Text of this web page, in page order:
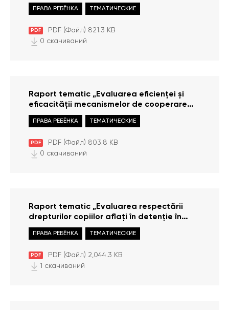
Ombudsmanului Copilului pe parcursul
mandatului 2016-2020”
PDF PDF (Файл) 821.3 KB
ПРАВА РЕБЁНКА ТЕМАТИЧЕСКИЕ
0 скачиваний
Raport tematic „Evaluarea eficienței și
eficacității mecanismelor de cooperare
intersectorială în domeniul protecției
drepturilor copilului”
PDF PDF (Файл) 803.8 KB
ПРАВА РЕБЁНКА ТЕМАТИЧЕСКИЕ
0 скачиваний
Raport tematic „Evaluarea respectării
drepturilor copiilor aflați în detenție în
legătură cu urmărirea penală sau
executarea pedepsei”
PDF PDF (Файл) 2,044.3 KB
ПРАВА РЕБЁНКА ТЕМАТИЧЕСКИЕ
1 скачиваний